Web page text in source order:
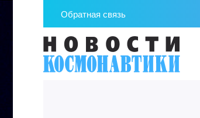
Обратная связь